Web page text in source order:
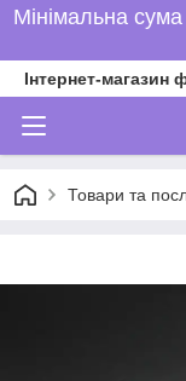
Мінімальна
Інтернет-магазин
Товари та